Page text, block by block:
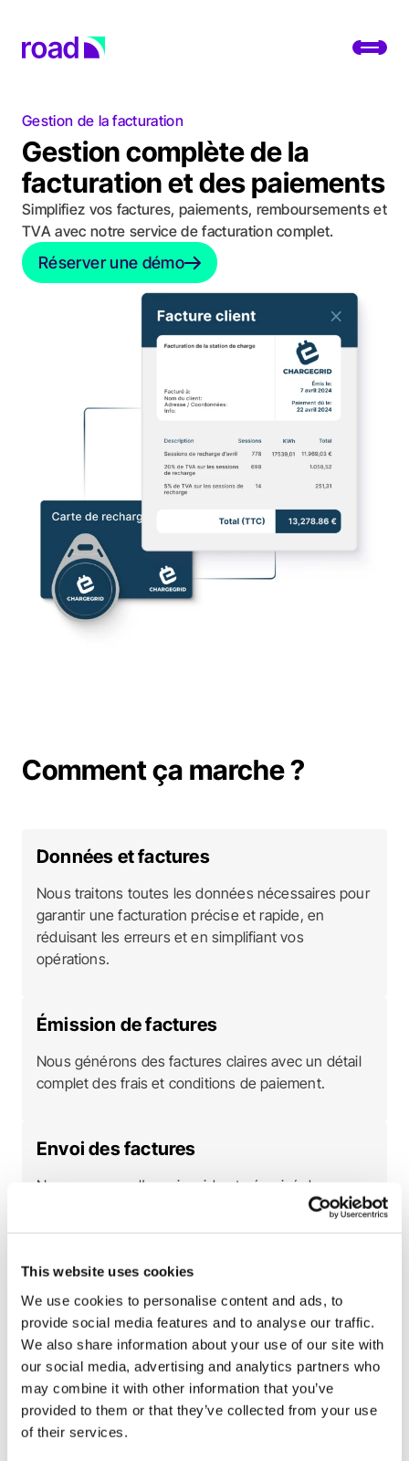
This website uses cookies
We use cookies to personalise content and ads, to
provide social media features and to analyse our traffic.
We also share information about your use of our site with
our social media, advertising and analytics partners who
may combine it with other information that you’ve
provided to them or that they’ve collected from your use
of their services.
Go to home page
Plateforme
Services
Cas pratiques
Développeurs
Modifier la localisation
Support
Support
Réservez une démo
Gestion de la facturation
Gestion complète de la
facturation et des paiements
Simplifiez vos factures, paiements, remboursements et
TVA avec notre service de facturation complet.
Réserver une démo
Réserver une démo
Comment ça marche ?
Données et factures
Nous traitons toutes les données nécessaires pour
garantir une facturation précise et rapide, en
réduisant les erreurs et en simplifiant vos
opérations.
Émission de factures
Nous générons des factures claires avec un détail
complet des frais et conditions de paiement.
Envoi des factures
Nous assurons l’envoi rapide et sécurisé des
factures à vos clients selon leurs préférences (mail,
courrier, plateforme etc.).
Collecte des paiements
Notre service assure un suivi proactif des
paiements pour garantir des encaissements
rapides et limiter les risques d'impayés.
Remboursements